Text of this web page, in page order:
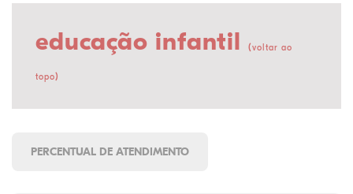
educação infantil (voltar ao
topo)
PERCENTUAL DE ATENDIMENTO